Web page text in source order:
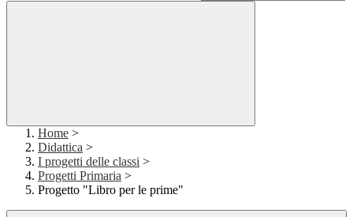
Home >
Didattica >
I progetti delle classi >
Progetti Primaria >
Progetto "Libro per le prime"